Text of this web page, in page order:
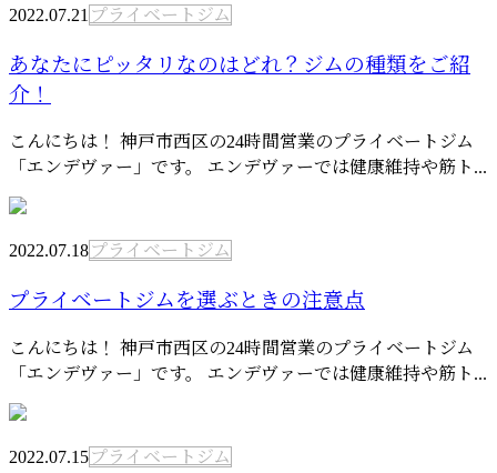
2022.07.21 プライベートジム
あなたにピッタリなのはどれ？ジムの種類をご紹
介！
こんにちは！ 神戸市西区の24時間営業のプライベートジム
「エンデヴァー」です。 エンデヴァーでは健康維持や筋ト...
2022.07.18プライベートジム
プライベートジムを選ぶときの注意点
こんにちは！ 神戸市西区の24時間営業のプライベートジム
「エンデヴァー」です。 エンデヴァーでは健康維持や筋ト...
2022.07.15プライベートジム